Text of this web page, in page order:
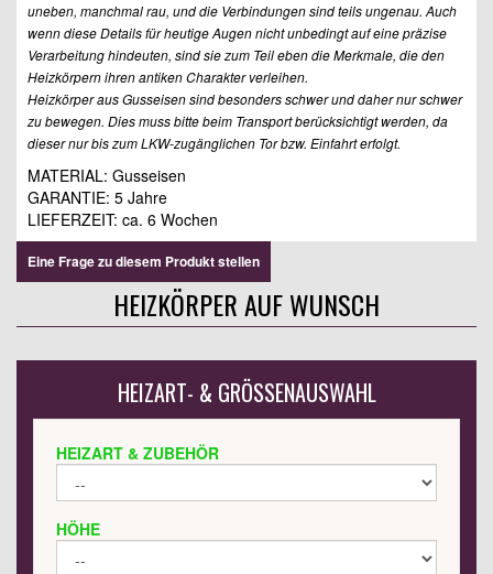
uneben, manchmal rau, und die Verbindungen sind teils ungenau. Auch
wenn diese Details für heutige Augen nicht unbedingt auf eine präzise
Verarbeitung hindeuten, sind sie zum Teil eben die Merkmale, die den
Heizkörpern ihren antiken Charakter verleihen.
Heizkörper aus Gusseisen sind besonders schwer und daher nur schwer
zu bewegen. Dies muss bitte beim Transport berücksichtigt werden, da
dieser nur bis zum LKW-zugänglichen Tor bzw. Einfahrt erfolgt.
MATERIAL: Gusseisen
GARANTIE: 5 Jahre
LIEFERZEIT: ca. 6 Wochen
Eine Frage zu diesem Produkt stellen
HEIZKÖRPER AUF WUNSCH
HEIZART- & GRÖSSENAUSWAHL
HEIZART & ZUBEHÖR
HÖHE